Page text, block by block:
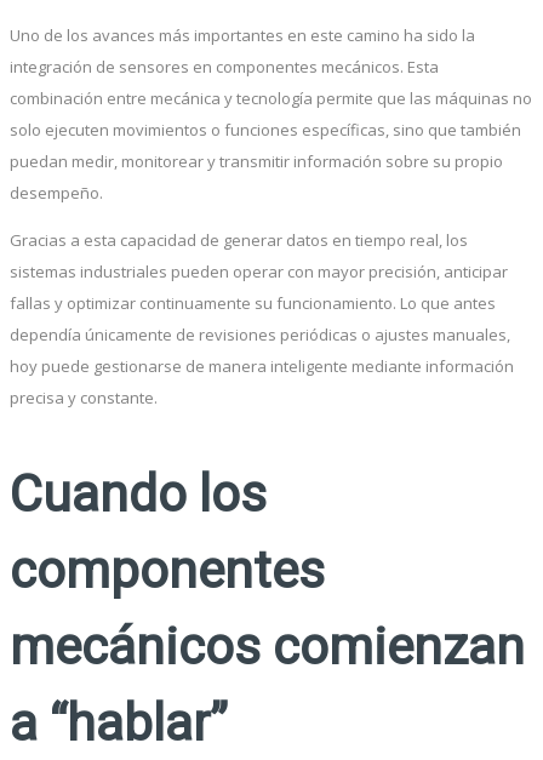
Uno de los avances más importantes en este camino ha sido la
integración de sensores en componentes mecánicos. Esta
combinación entre mecánica y tecnología permite que las máquinas no
solo ejecuten movimientos o funciones específicas, sino que también
puedan medir, monitorear y transmitir información sobre su propio
desempeño.
Gracias a esta capacidad de generar datos en tiempo real, los
sistemas industriales pueden operar con mayor precisión, anticipar
fallas y optimizar continuamente su funcionamiento. Lo que antes
dependía únicamente de revisiones periódicas o ajustes manuales,
hoy puede gestionarse de manera inteligente mediante información
precisa y constante.
Cuando los
componentes
mecánicos comienzan
a “hablar”